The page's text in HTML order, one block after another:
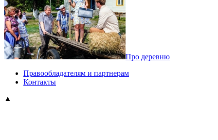
Про деревню
Правообладателям и партнерам
Контакты
▲